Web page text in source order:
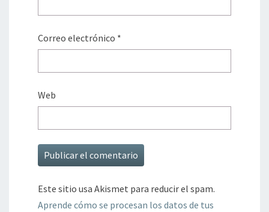
Correo electrónico *
Web
Este sitio usa Akismet para reducir el spam.
Aprende cómo se procesan los datos de tus